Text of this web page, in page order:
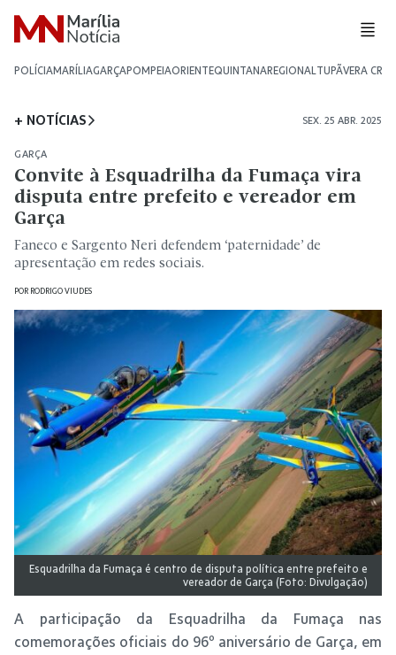
POLÍCIAMARÍLIAGARÇAPOMPEIAORIENTEQUINTANAREGIONALTUPÃVERA CRUZ
+ NOTÍCIAS SEX. 25 ABR. 2025
GARÇA
Convite à Esquadrilha da Fumaça vira
disputa entre prefeito e vereador em
Garça
Faneco e Sargento Neri defendem ‘paternidade’ de
apresentação em redes sociais.
POR RODRIGO VIUDES
Esquadrilha da Fumaça é centro de disputa política entre prefeito e
vereador de Garça (Foto: Divulgação)
A participação da Esquadrilha da Fumaça nas
comemorações oficiais do 96º aniversário de Garça, em